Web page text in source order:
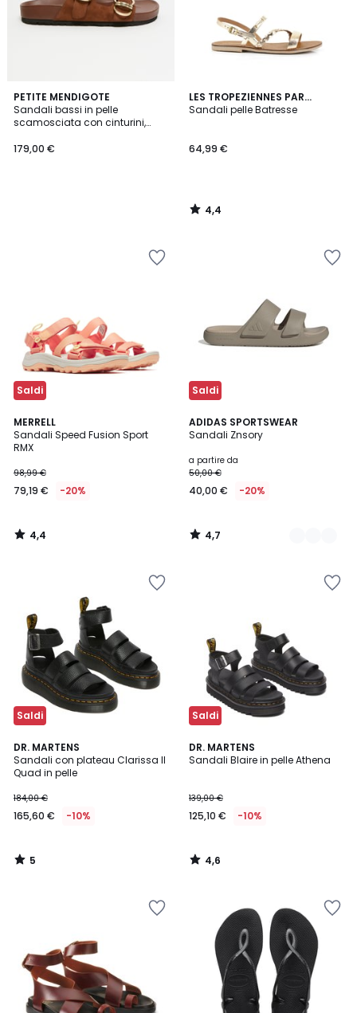
PETITE MENDIGOTE
Sandali bassi in pelle
scamosciata con cinturini,
179,00 €
LES TROPEZIENNES PAR
M.BELARBI
Sandali pelle Batresse
64,99 €
4,4
/ 5
4,4
/
Saldi
MERRELL
Sandali Speed Fusion Sport
RMX
98,99 €
79,19 € -20%
4,4
/ 5
4,4
/
Saldi
ADIDAS SPORTSWEAR
Sandali Znsory
a partire da
50,00 €
40,00 € -20%
4,7
/ 5
2
Colori
4,7
/
Saldi
DR. MARTENS
Sandali con plateau Clarissa II
Quad in pelle
184,00 €
165,60 € -10%
5
/
5
5
/
Saldi
DR. MARTENS
Sandali Blaire in pelle Athena
139,00 €
125,10 € -10%
4,6
/ 5
4,6
/